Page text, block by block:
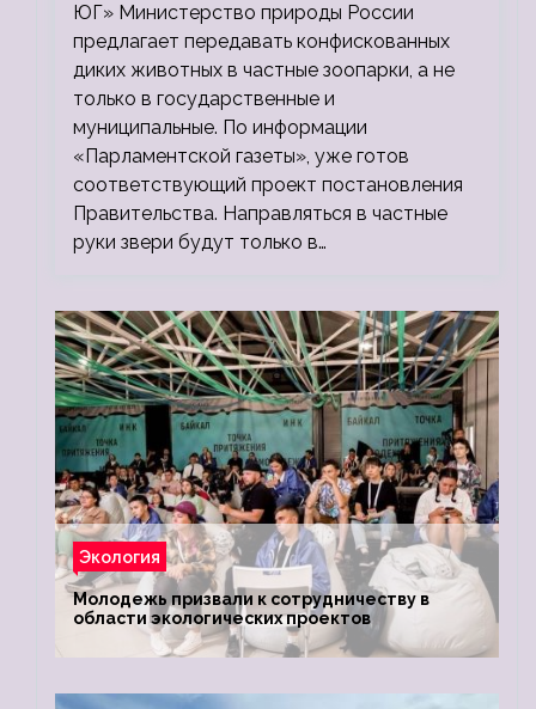
ЮГ» Министерство природы России
предлагает передавать конфискованных
диких животных в частные зоопарки, а не
только в государственные и
муниципальные. По информации
«Парламентской газеты», уже готов
соответствующий проект постановления
Правительства. Направляться в частные
руки звери будут только в…
Экология
Молодежь призвали к сотрудничеству в
области экологических проектов